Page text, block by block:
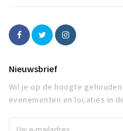
Nieuwsbrief
Wil je op de hoogte
evenementen en locaties in